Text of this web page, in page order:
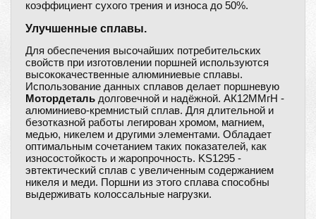
коэффициент сухого трения и износа до 50%.
Улучшенные сплавы.
Для обеспечения высочайших потребительских
свойств при изготовлении поршней используются
высококачественные алюминиевые сплавы.
Использование данных сплавов делает поршневую
Мотордеталь долговечной и надёжной. АК12ММгН -
алюминиево-кремнистый сплав. Для длительной и
безотказной работы легирован хромом, магнием,
медью, никелем и другими элементами. Обладает
оптимальным сочетанием таких показателей, как
износостойкость и жаропрочность. KS1295 -
эвтектический сплав с увеличенным содержанием
никеля и меди. Поршни из этого сплава способны
выдерживать колоссальные нагрузки.